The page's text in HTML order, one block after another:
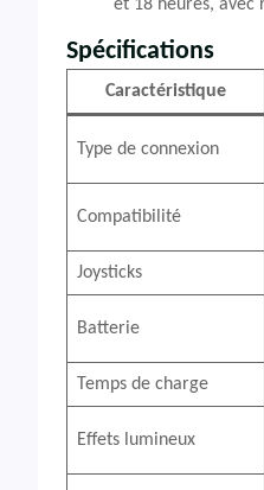
et 18 heures, avec
Spécifications
Caractéristique
Type de connexion
Compatibilité
Joysticks
Batterie
Temps de charge
Effets lumineux